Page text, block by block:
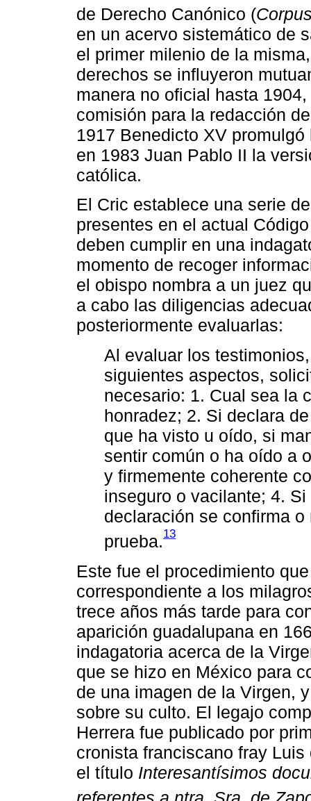
de Derecho Canónico (
en un acervo sistemático de
el primer milenio de la
derechos se influyeron
manera no oficial hasta
comisión para la redacción
1917 Benedicto XV
en 1983 Juan Pablo II la
católica.
El Cric establece una serie
presentes en el actual
deben cumplir en una
momento de recoger
el obispo nombra a un juez
a cabo las diligencias
posteriormente evaluarlas:
Al evaluar los
siguientes aspectos,
necesario: 1. Cual sea la
honradez; 2. Si declara
que ha visto u oído, si
sentir común o ha oído a
y firmemente coherente
inseguro o vacilante; 4.
declaración se confirma
prueba.13
Este fue el procedimiento
correspondiente a los
trece años más tarde para
aparición guadalupana en
indagatoria acerca de la
que se hizo en México para
de una imagen de la Virgen,
sobre su culto. El legajo
Herrera fue publicado por
cronista franciscano fray
el título Interesantísimos